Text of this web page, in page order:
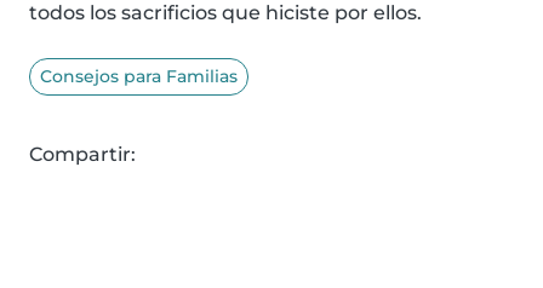
todos los sacrificios que hiciste por ellos.
Consejos para Familias
Compartir: